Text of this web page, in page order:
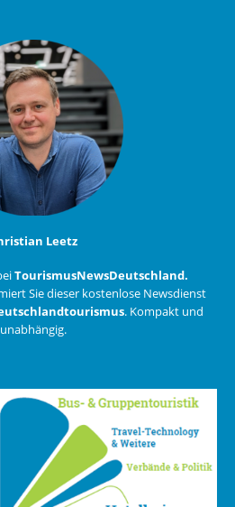
Leetz
TourismusNewsDeutschland.
Sie dieser kostenlose Newsdienst
. Kompakt und
unabhängig.